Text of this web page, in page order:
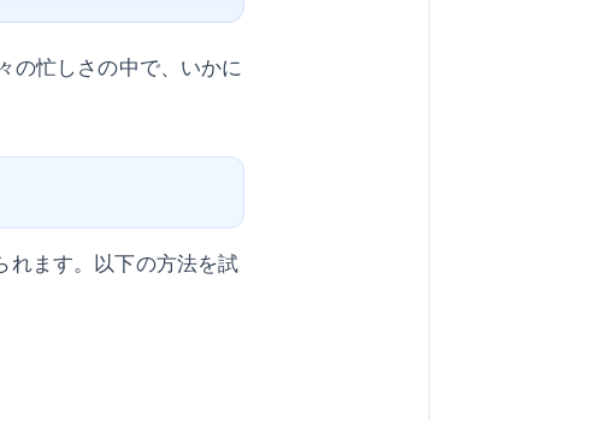
の忙しさの中で、いかに
れます。以下の方法を試